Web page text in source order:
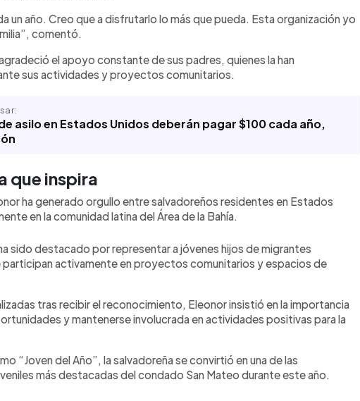
un año. Creo que a disfrutarlo lo más que pueda. Esta organización yo
comentó.
el apoyo constante de sus padres, quienes la han
sus actividades y proyectos comunitarios.
asilo en Estados Unidos deberán pagar $100 cada año,
que inspira
ha generado orgullo entre salvadoreños residentes en Estados
en la comunidad latina del Área de la Bahía.
sido destacado por representar a jóvenes hijos de migrantes
participan activamente en proyectos comunitarios y espacios de
tras recibir el reconocimiento, Eleonor insistió en la importancia
y mantenerse involucrada en actividades positivas para la
“Joven del Año”, la salvadoreña se convirtió en una de las
más destacadas del condado San Mateo durante este año.